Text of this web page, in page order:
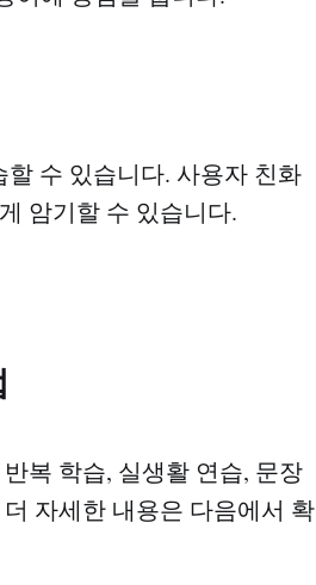
할 수 있습니다. 사용자 친화
암기할 수 있습니다.
복 학습, 실생활 연습, 문장
자세한 내용은 다음에서 확